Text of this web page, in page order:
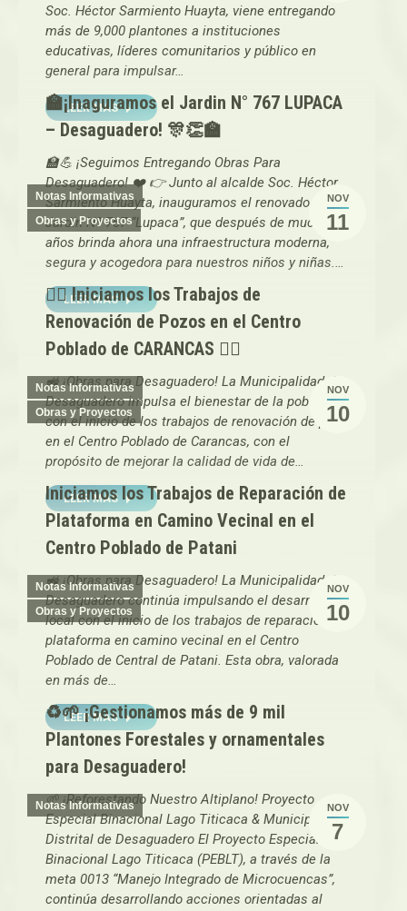
Soc. Héctor Sarmiento Huayta, viene entregando
más de 9,000 plantones a instituciones
educativas, líderes comunitarios y público en
general para impulsar…
LEER MAS
NOV
11
Notas Informativas
Obras y Proyectos
🏫¡Inaguramos el Jardin N° 767 LUPACA
– Desaguadero! 🎊👏🏫
🏫💪 ¡Seguimos Entregando Obras Para
Desaguadero! ❤️ 👉 Junto al alcalde Soc. Héctor
Sarmiento Huayta, inauguramos el renovado
Jardín Nº 767 “Lupaca”, que después de muchos
años brinda ahora una infraestructura moderna,
segura y acogedora para nuestros niños y niñas.…
LEER MAS
NOV
10
Notas Informativas
Obras y Proyectos
👷‍♂️ Iniciamos los Trabajos de
Renovación de Pozos en el Centro
Poblado de CARANCAS 👷‍♀️
🚜 ¡Obras para Desaguadero! La Municipalidad de
Desaguadero impulsa el bienestar de la población
con el inicio de los trabajos de renovación de pozo
en el Centro Poblado de Carancas, con el
propósito de mejorar la calidad de vida de…
LEER MAS
NOV
10
Notas Informativas
Obras y Proyectos
Iniciamos los Trabajos de Reparación de
Plataforma en Camino Vecinal en el
Centro Poblado de Patani
🚜 ¡Obras para Desaguadero! La Municipalidad de
Desaguadero continúa impulsando el desarrollo
local con el inicio de los trabajos de reparación de
plataforma en camino vecinal en el Centro
Poblado de Central de Patani. Esta obra, valorada
en más de…
LEER MAS
NOV
7
Notas Informativas
♻️🌱 ¡Gestionamos más de 9 mil
Plantones Forestales y ornamentales
para Desaguadero!
🌱 ¡Reforestando Nuestro Altiplano! Proyecto
Especial Binacional Lago Titicaca & Municipalidad
Distrital de Desaguadero El Proyecto Especial
Binacional Lago Titicaca (PEBLT), a través de la
meta 0013 “Manejo Integrado de Microcuencas”,
continúa desarrollando acciones orientadas al